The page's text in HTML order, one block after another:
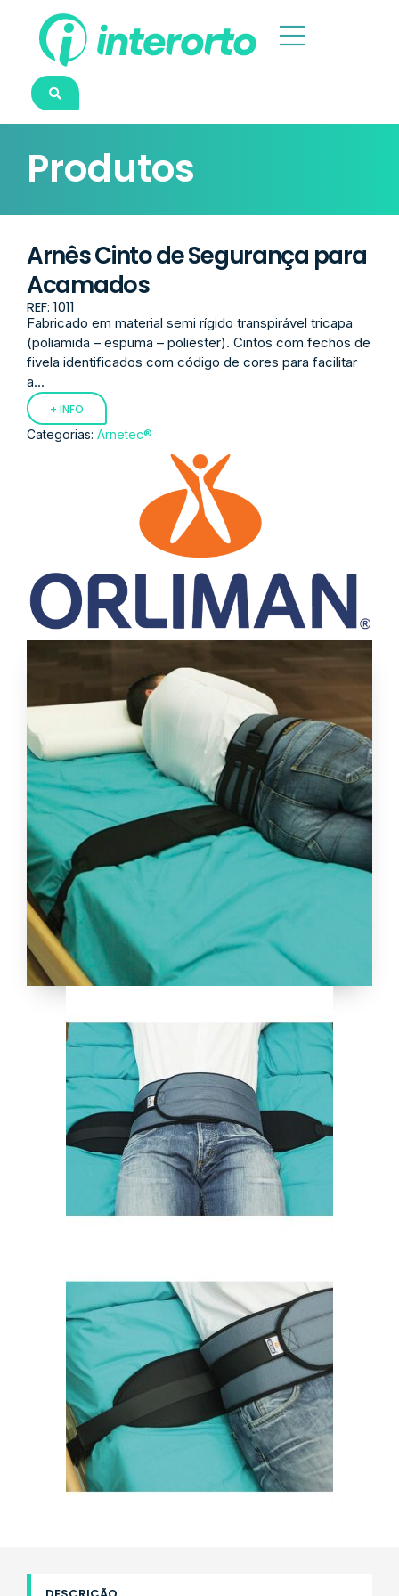
Produtos
Arnês Cinto de Segurança para
Acamados
REF: 1011
Fabricado em material semi rígido transpirável tricapa
(poliamida – espuma – poliester). Cintos com fechos de
fivela identificados com código de cores para facilitar
a...
+ INFO
Categorias: Arnetec®